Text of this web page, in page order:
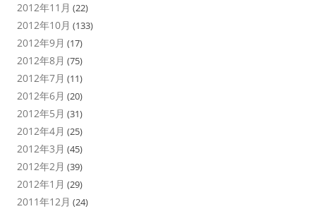
2012年11月 (22)
2012年10月 (133)
2012年9月 (17)
2012年8月 (75)
2012年7月 (11)
2012年6月 (20)
2012年5月 (31)
2012年4月 (25)
2012年3月 (45)
2012年2月 (39)
2012年1月 (29)
2011年12月 (24)